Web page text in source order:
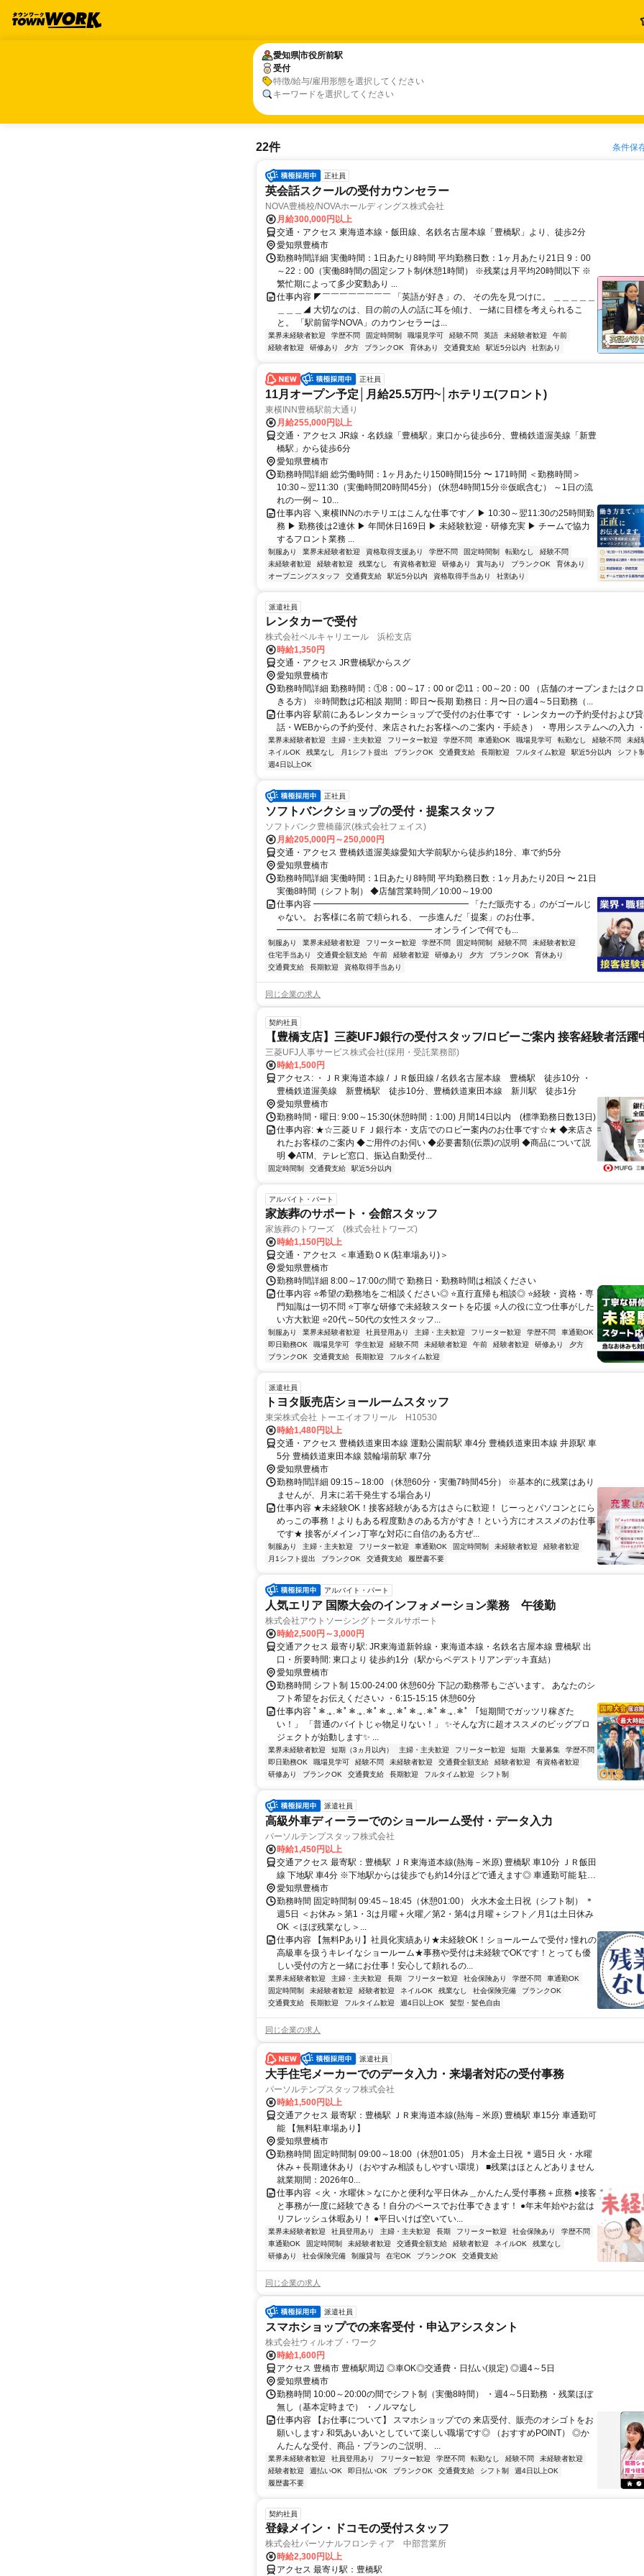
愛知県市役所前駅
受付
特徴/給与/雇用形態を選択してください
キーワードを選択してください
愛知県市役所前駅
受付
22件 条件保
正社員
英会話スクールの受付カウンセラー
NOVA豊橋校/NOVAホールディングス株式会社
月給300,000円以上
交通・アクセス 東海道本線・飯田線、名鉄名古屋本線「豊橋駅」より、徒歩2分
愛知県豊橋市
勤務時間詳細 実働時間：1日あたり8時間 平均勤務日数：1ヶ月あたり21日 9：00
～22：00（実働8時間の固定シフト制/休憩1時間） ※残業は月平均20時間以下 ※
繁忙期によって多少変動あり ...
仕事内容 ◤￣￣￣￣￣￣￣￣ 「英語が好き」の、 その先を見つけに。 ＿＿＿＿＿
＿＿＿◢ 大切なのは、目の前の人の話に耳を傾け、 一緒に目標を考えられるこ
と。 「駅前留学NOVA」のカウンセラーは...
業界未経験者歓迎 学歴不問 固定時間制 職場見学可 経験不問 英語 未経験者歓迎
午前
経験者歓迎
研修あり 夕方 ブランクOK 育休あり 交通費支給 駅近5分以内 社割あり
正社員
11月オープン予定│月給25.5万円~│ホテリエ(フロント)
東横INN豊橋駅前大通り
月給255,000円以上
交通・アクセス JR線・名鉄線「豊橋駅」東口から徒歩6分、豊橋鉄道渥美線「新豊
橋駅」から徒歩6分
愛知県豊橋市
勤務時間詳細 総労働時間：1ヶ月あたり150時間15分 〜 171時間 ＜勤務時間＞
10:30～翌11:30（実働時間20時間45分） (休憩4時間15分※仮眠含む） ～1日の流
れの一例～ 10...
仕事内容 ＼東横INNのホテリエはこんな仕事です／ ▶ 10:30～翌11:30の25時間勤
務 ▶ 勤務後は2連休 ▶ 年間休日169日 ▶ 未経験歓迎・研修充実 ▶ チームで協力
するフロント業務 ...
制服あり 業界未経験者歓迎 資格取得支援あり 学歴不問 固定時間制 転勤なし
経験不問
未経験者歓迎
経験者歓迎 残業なし 有資格者歓迎 研修あり 賞与あり ブランクOK
育休あり
オープニングスタッフ
交通費支給 駅近5分以内 資格取得手当あり 社割あり
派遣社員
レンタカーで受付
株式会社ベルキャリエール 浜松支店
時給1,350円
交通・アクセス JR豊橋駅からスグ
愛知県豊橋市
勤務時間詳細 勤務時間：①8：00～17：00 or ②11：00～20：00 （店舗のオープンまたはク
きる方） ※時間数は応相談 期間：即日〜長期 勤務日：月〜日の週4～5日勤務（...
仕事内容 駅前にあるレンタカーショップで受付のお仕事です ・レンタカーの予約受付および
話・WEBからの予約受付、来店されたお客様へのご案内・手続き） ・専用システムへの入力
業界未経験者歓迎 主婦・主夫歓迎 フリーター歓迎 学歴不問 車通勤OK 職場見学可 転勤なし 経験不問
未経
ネイルOK
残業なし 月1シフト提出 ブランクOK 交通費支給 長期歓迎 フルタイム歓迎 駅近5分以内
シフト
週4日以上OK
正社員
ソフトバンクショップの受付・提案スタッフ
ソフトバンク豊橋藤沢(株式会社フェイス)
月給205,000円～250,000円
交通・アクセス 豊橋鉄道渥美線愛知大学前駅から徒歩約18分、車で約5分
愛知県豊橋市
勤務時間詳細 実働時間：1日あたり8時間 平均勤務日数：1ヶ月あたり20日 〜 21日
実働8時間（シフト制） ◆店舗営業時間／10:00～19:00
仕事内容 ━━━━━━━━━━━━━━━━━━ 「ただ販売する」のがゴールじ
ゃない。 お客様に名前で頼られる、 一歩進んだ「提案」のお仕事。
━━━━━━━━━━━━━━━━━━ オンラインで何でも...
制服あり 業界未経験者歓迎 フリーター歓迎 学歴不問 固定時間制 経験不問
未経験者歓迎
住宅手当あり
交通費全額支給 午前 経験者歓迎 研修あり 夕方 ブランクOK
育休あり
交通費支給
長期歓迎 資格取得手当あり
同じ企業の求人
契約社員
【豊橋支店】三菱UFJ銀行の受付スタッフ/ロビーご案内 接客経験者活躍
三菱UFJ人事サービス株式会社(採用・受託業務部)
時給1,500円
アクセス: ・ＪＲ東海道本線 / ＪＲ飯田線 / 名鉄名古屋本線 豊橋駅 徒歩10分 ・
豊橋鉄道渥美線 新豊橋駅 徒歩10分、豊橋鉄道東田本線 新川駅 徒歩1分
愛知県豊橋市
勤務時間・曜日: 9:00～15:30(休憩時間：1:00) 月間14日以内 (標準勤務日数13日)
仕事内容: ★☆三菱ＵＦＪ銀行本・支店でのロビー案内のお仕事です☆★ ◆来店さ
れたお客様のご案内 ◆ご用件のお伺い ◆必要書類(伝票)の説明 ◆商品について説
明 ◆ATM、テレビ窓口、振込自動受付...
固定時間制 交通費支給 駅近5分以内
アルバイト・パート
家族葬のサポート・会館スタッフ
家族葬のトワーズ (株式会社トワーズ)
時給1,150円以上
交通・アクセス ＜車通勤ＯＫ(駐車場あり)＞
愛知県豊橋市
勤務時間詳細 8:00～17:00の間で 勤務日・勤務時間は相談ください
仕事内容 ⭐希望の勤務地をご相談ください◎ ⭐直行直帰も相談◎ ⭐経験・資格・専
門知識は一切不問 ⭐丁寧な研修で未経験スタートを応援 ⭐人の役に立つ仕事がした
い方大歓迎 ⭐20代～50代の女性スタッフ...
制服あり 業界未経験者歓迎 社員登用あり 主婦・主夫歓迎 フリーター歓迎 学歴不問
車通勤OK
即日勤務OK
職場見学可 学生歓迎 経験不問 未経験者歓迎 午前 経験者歓迎 研修あり
夕方
ブランクOK
交通費支給 長期歓迎 フルタイム歓迎
派遣社員
トヨタ販売店ショールームスタッフ
東栄株式会社 トーエイオフリール H10530
時給1,480円以上
交通・アクセス 豊橋鉄道東田本線 運動公園前駅 車4分 豊橋鉄道東田本線 井原駅 車
5分 豊橋鉄道東田本線 競輪場前駅 車7分
愛知県豊橋市
勤務時間詳細 09:15～18:00 （休憩60分・実働7時間45分） ※基本的に残業はあり
ませんが、月末に若干発生する場合あり
仕事内容 ★未経験OK！接客経験がある方はさらに歓迎！ じーっとパソコンとにら
めっこの事務！よりもある程度動きのある方がすき！という方にオススメのお仕事
です★ 接客がメイン♪丁寧な対応に自信のある方ぜ...
制服あり 主婦・主夫歓迎 フリーター歓迎 車通勤OK 固定時間制 未経験者歓迎
経験者歓迎
月1シフト提出
ブランクOK 交通費支給 履歴書不要
アルバイト・パート
人気エリア 国際大会のインフォメーション業務 午後勤
株式会社アウトソーシングトータルサポート
時給2,500円～3,000円
交通アクセス 最寄り駅: JR東海道新幹線・東海道本線・名鉄名古屋本線 豊橋駅 出
口・所要時間: 東口より 徒歩約1分（駅からペデストリアンデッキ直結）
愛知県豊橋市
勤務時間 シフト制 15:00-24:00 休憩60分 下記の勤務帯もございます。 あなたのシ
フト希望をお伝えください♪ ・6:15-15:15 休憩60分
仕事内容 ﾟ＊.｡.＊ﾟ＊.｡.＊ﾟ＊.｡.＊ﾟ＊.｡.＊ﾟ＊.｡.＊ﾟ 「短期間でガッツリ稼ぎた
い！」 「普通のバイトじゃ物足りない！」 ✨そんな方に超オススメのビッグプロ
ジェクトが始動します✨ ...
業界未経験者歓迎 短期（3ヵ月以内） 主婦・主夫歓迎 フリーター歓迎 短期 大量募集
学歴不問
即日勤務OK
職場見学可 経験不問 未経験者歓迎 交通費全額支給 経験者歓迎
有資格者歓迎
研修あり
ブランクOK 交通費支給 長期歓迎 フルタイム歓迎 シフト制
派遣社員
高級外車ディーラーでのショールーム受付・データ入力
パーソルテンプスタッフ株式会社
時給1,450円以上
交通アクセス 最寄駅：豊橋駅 ＪＲ東海道本線(熱海－米原) 豊橋駅 車10分 ＪＲ飯田
線 下地駅 車4分 ※下地駅からは徒歩でも約14分ほどで通えます◎ 車通勤可能 駐車
場は無料でご利用いただけます◎徒歩4～5分ほど
愛知県豊橋市
勤務時間 固定時間制 09:45～18:45（休憩01:00） 火水木金土日祝（シフト制） ＊
週5日 ＜お休み＞第1・3は月曜＋火曜／第2・第4は月曜＋シフト／月1は土日休み
OK ＜ほぼ残業なし＞...
仕事内容 【無料Pあり】社員化実績あり★未経験OK！ショールームで受付♪ 憧れの
高級車を扱うキレイなショールーム★事務や受付は未経験でOKです！とっても優
しい受付の方と一緒にお仕事！安心して頼れるの...
業界未経験者歓迎 主婦・主夫歓迎 長期 フリーター歓迎 社会保険あり 学歴不問
車通勤OK
固定時間制
未経験者歓迎 経験者歓迎 ネイルOK 残業なし 社会保険完備
ブランクOK
交通費支給
長期歓迎 フルタイム歓迎 週4日以上OK 髪型・髪色自由
同じ企業の求人
派遣社員
大手住宅メーカーでのデータ入力・来場者対応の受付事務
パーソルテンプスタッフ株式会社
時給1,500円以上
交通アクセス 最寄駅：豊橋駅 ＪＲ東海道本線(熱海－米原) 豊橋駅 車15分 車通勤可
能 【無料駐車場あり】
愛知県豊橋市
勤務時間 固定時間制 09:00～18:00（休憩01:05） 月木金土日祝 ＊週5日 火・水曜
休み＋長期連休あり（おやすみ相談もしやすい環境） ■残業はほとんどありません
就業期間：2026年0...
仕事内容 ＜火・水曜休＞なにかと便利な平日休み＿かんたん受付事務＋庶務 ●接客
と事務が一度に経験できる！自分のペースでお仕事できます！ ●年末年始やお盆は
リフレッシュ休暇あり！ ●平日いけば空いてい...
業界未経験者歓迎 社員登用あり 主婦・主夫歓迎 長期 フリーター歓迎 社会保険あり
学歴不問
車通勤OK
固定時間制 未経験者歓迎 交通費全額支給 経験者歓迎 ネイルOK
残業なし
研修あり
社会保険完備 制服貸与 在宅OK ブランクOK 交通費支給
同じ企業の求人
派遣社員
スマホショップでの来客受付・申込アシスタント
株式会社ウィルオブ・ワーク
時給1,600円
アクセス 豊橋市 豊橋駅周辺 ◎車OK◎交通費・日払い(規定) ◎週4～5日
愛知県豊橋市
勤務時間 10:00～20:00の間でシフト制（実働8時間） ・週4～5日勤務 ・残業ほぼ
無し（基本定時まで） ・ノルマなし
仕事内容 【お仕事について】 スマホショップでの 来店受付、販売のオシゴトをお
願いします♪ 和気あいあいとしていて楽しい職場です◎ （おすすめPOINT） ◎か
んたんな受付、商品・プランのご説明、 ...
業界未経験者歓迎 社員登用あり フリーター歓迎 学歴不問 転勤なし 経験不問
未経験者歓迎
経験者歓迎
週払いOK 即日払いOK ブランクOK 交通費支給 シフト制
週4日以上OK
履歴書不要
契約社員
登録メイン・ドコモの受付スタッフ
株式会社パーソナルフロンティア 中部営業所
時給2,300円以上
アクセス 最寄り駅：豊橋駅